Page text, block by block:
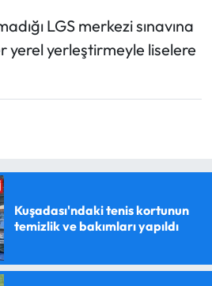
LGS merkezi sınavına
yerel yerleştirmeyle liselere
Kuşadası'ndaki tenis kortunun
temizlik ve bakımları yapıldı